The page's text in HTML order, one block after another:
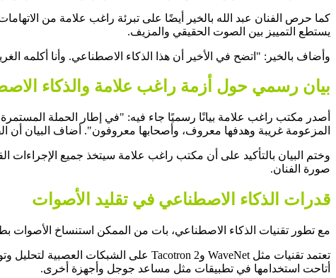
كما حرص الفنان عبد الله بالخير أيضًا على تبرئة راغب علامة من
يستطع التمييز بين الصوت الحقيقي والمزيف.
وأضاف بالخير: "اتضح في الأخير أن هذا الذكاء الاصطناعي. وأنا
بيان رسمي حول أزمة راغب علامة والذكاء
أصدر مكتب راغب علامة بيانًا رسميًا جاء فيه: "في إطار الحملة
المزعومة غريبة وهدفها معروف، وأصحابها معروفون". أضاف البيان أن
وختم البيان بالتأكيد على أن مكتب راغب علامة سيتخذ جميع الإجراءات
صورة الفنان.
قدرات الذكاء الاصطناعي في تقليد الأصوات
مع تطور تقنيات الذكاء الاصطناعي، بات من الممكن استنساخ الأصوات
تعتمد تقنيات مثل WaveNet وTacotron 2 على الشبكات العصبية لتحليل وتوليد الصوت بناءً على تسجيلات صوتية قصيرة، وقد ساهمت العديد من الشركات في تطوير هذه التقنية مثل
أتاحت استخدامها في تطبيقات مثل مساعد جوجل وأجهزة أخرى.